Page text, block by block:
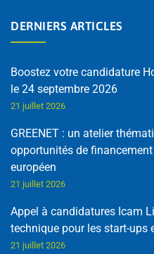
DERNIERS ARTICLES
Boostez votre candidature
le 24 septembre 2026
21 juillet 2026
GREENET : un atelier
opportunités de
européen
21 juillet 2026
Appel à candidatures Icam
technique pour les start-ups
21 juillet 2026